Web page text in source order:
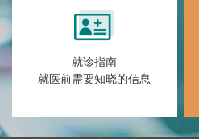
就诊指南
就医前需要知晓的信息